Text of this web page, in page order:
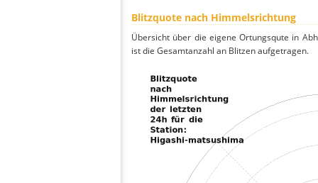
Blitzquote nach Himmelsrichtung
Übersicht über die eigene Ortungsqute in
ist die Gesamtanzahl an Blitzen aufgetragen.